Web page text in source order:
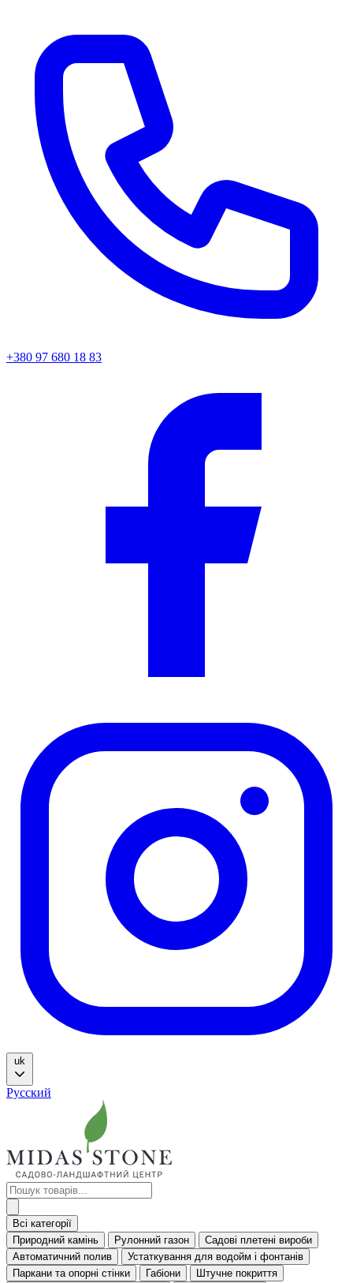
+380 97 680 18 83
uk
Русский
Всі категорії
Природний камінь
Рулонний газон
Садові плетені вироби
Автоматичний полив
Устаткування для водойм і фонтанів
Паркани та опорні стінки
Габіони
Штучне покриття